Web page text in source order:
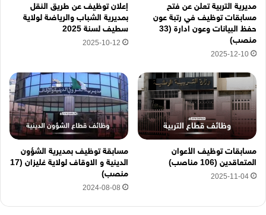
ن
ا
مديرية التربية تعلن عن فتح
مسابقات توظيف في رتبة عون
حفظ البيانات وعون ادارة (33
منصب)
2025-12-10
إعلان توظيف عن طريق النقل
بمديرية الشباب والرياضة لولاية
سطيف لسنة 2025
2025-10-12
مسابقات توظيف الأعوان
المتعاقدين (106 مناصب)
2025-11-04
مسابقة توظيف بمديرية الشؤون
الدينية و الاوقاف لولاية غليزان (17
منصب)
2024-08-08